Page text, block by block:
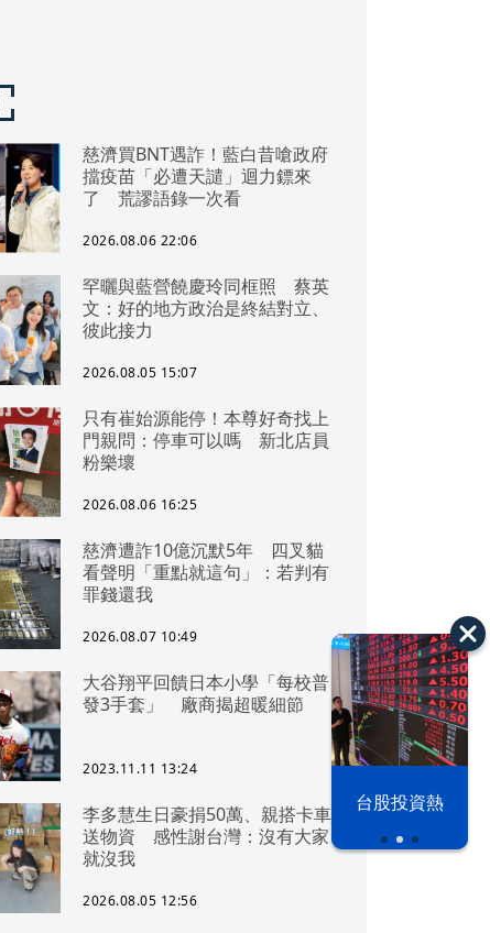
漢光42演習 台股投資熱
慈濟買BNT遇詐！藍白昔嗆政府
擋疫苗「必遭天譴」迴力鏢來
了 荒謬語錄一次看
2026.08.06 22:06
罕曬與藍營饒慶玲同框照 蔡英
文：好的地方政治是終結對立、
彼此接力
2026.08.05 15:07
只有崔始源能停！本尊好奇找上
門親問：停車可以嗎 新北店員
粉樂壞
2026.08.06 16:25
慈濟遭詐10億沉默5年 四叉貓
看聲明「重點就這句」：若判有
罪錢還我
2026.08.07 10:49
大谷翔平回饋日本小學「每校普
發3手套」 廠商揭超暖細節
2023.11.11 13:24
李多慧生日豪捐50萬、親搭卡車
送物資 感性謝台灣：沒有大家
就沒我
2026.08.05 12:56